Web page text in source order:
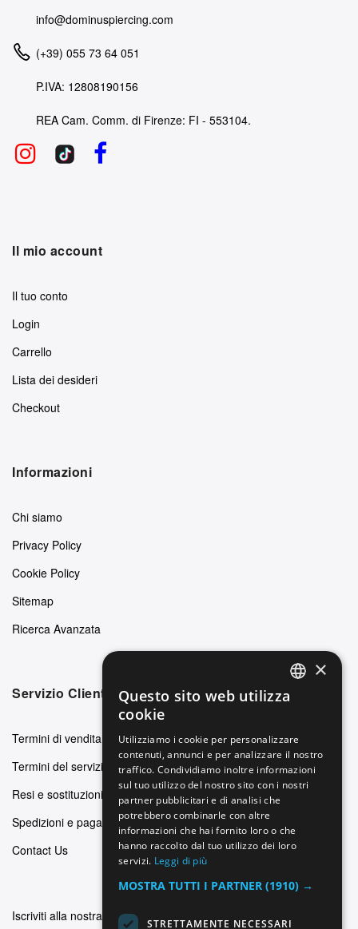
info@dominuspiercing.com
(+39) 055 73 64 051
P.IVA: 12808190156
REA Cam. Comm. di Firenze: FI - 553104.
Il mio account
Il tuo conto
Login
Carrello
Lista dei desideri
Checkout
Informazioni
Chi siamo
Privacy Policy
Cookie Policy
Sitemap
Ricerca Avanzata
Servizio Clienti
Termini di vendita
Termini del servizio
Resi e sostituzioni
Spedizioni e pagamenti
Contact Us
Iscriviti alla nostra newsletter
ITALIAN
SPANISH
×
Questo sito web utilizza
cookie
Utilizziamo i cookie per personalizzare
contenuti, annunci e per analizzare il nostro
traffico. Condividiamo inoltre informazioni
sul tuo utilizzo del nostro sito con i nostri
partner pubblicitari e di analisi che
potrebbero combinarle con altre
informazioni che hai fornito loro o che
hanno raccolto dal tuo utilizzo dei loro
servizi. Leggi di più
MOSTRA TUTTI I PARTNER (1910) →
STRETTAMENTE NECESSARI